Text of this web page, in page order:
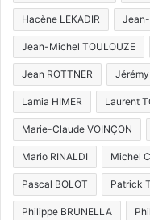
Hacène LEKADIR Jean-
Jean-Michel TOULOUZE
Jean ROTTNER Jérémy
Lamia HIMER Laurent
Marie-Claude VOINÇON
Mario RINALDI Michel
Pascal BOLOT Patrick
Philippe BRUNELLA